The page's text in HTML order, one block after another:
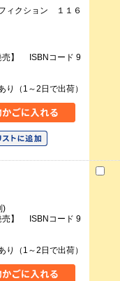
ィクション １１６
売】 ISBNコード 9
り（1～2日で出荷）
)
売】 ISBNコード 9
り（1～2日で出荷）